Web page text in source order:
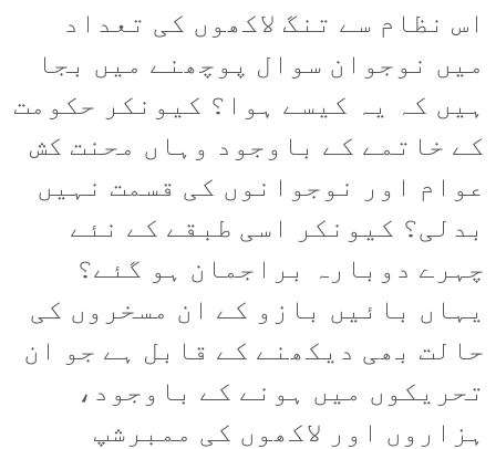
اس نظام سے تنگ لاکھوں کی تعداد
میں نوجوان سوال پوچھنے میں بجا
ہیں کہ یہ کیسے ہوا؟ کیونکر حکومت
کے خاتمے کے باوجود وہاں محنت کش
عوام اور نوجوانوں کی قسمت نہیں
بدلی؟ کیونکر اسی طبقے کے نئے
چہرے دوبارہ براجمان ہو گئے؟
یہاں بائیں بازو کے ان مسخروں کی
حالت بھی دیکھنے کے قابل ہے جو ان
تحریکوں میں ہونے کے باوجود،
ہزاروں اور لاکھوں کی ممبرشپ